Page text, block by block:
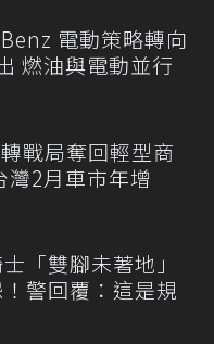
電動策略轉向
燃油與電動並行
戰局奪回輕型商
灣2月車市年增
「雙腳未著地」
警回覆：這是規